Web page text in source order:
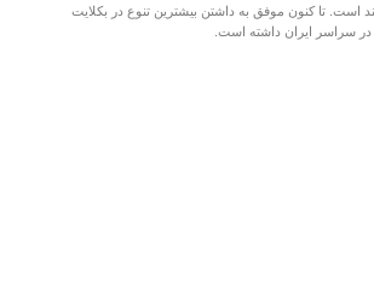
است. تا کنون موفق به داشتن بیشترین تنوع در بکلایت
در سراسر ایران داشته است.